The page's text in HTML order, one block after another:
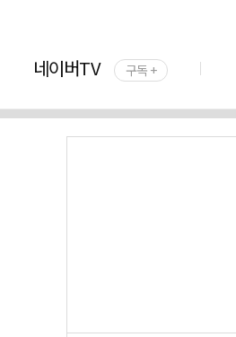
네이버TV 구독 +